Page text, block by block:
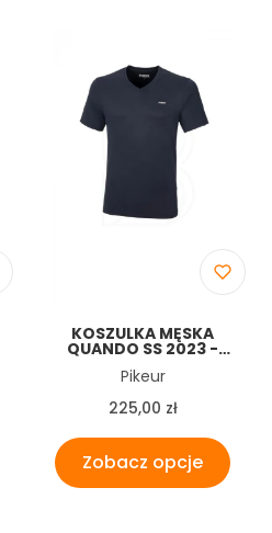
KOSZULKA MĘSKA
QUANDO SS 2023 -
PIKEUR - NIGHT SKY
Producent
Pikeur
Cena
225,00 zł
Zobacz opcje